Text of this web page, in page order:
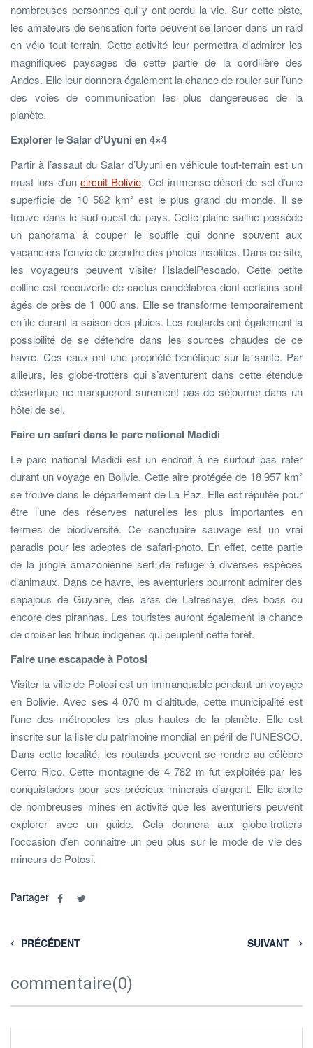
nombreuses personnes qui y ont perdu la vie. Sur cette piste,
les amateurs de sensation forte peuvent se lancer dans un raid
en vélo tout terrain. Cette activité leur permettra d’admirer les
magnifiques paysages de cette partie de la cordillère des
Andes. Elle leur donnera également la chance de rouler sur l’une
des voies de communication les plus dangereuses de la
planète.
Explorer le Salar d’Uyuni en 4×4
Partir à l’assaut du Salar d’Uyuni en véhicule tout-terrain est un
must lors d’un circuit Bolivie. Cet immense désert de sel d’une
superficie de 10 582 km² est le plus grand du monde. Il se
trouve dans le sud-ouest du pays. Cette plaine saline possède
un panorama à couper le souffle qui donne souvent aux
vacanciers l’envie de prendre des photos insolites. Dans ce site,
les voyageurs peuvent visiter l’IsladelPescado. Cette petite
colline est recouverte de cactus candélabres dont certains sont
âgés de près de 1 000 ans. Elle se transforme temporairement
en île durant la saison des pluies. Les routards ont également la
possibilité de se détendre dans les sources chaudes de ce
havre. Ces eaux ont une propriété bénéfique sur la santé. Par
ailleurs, les globe-trotters qui s’aventurent dans cette étendue
désertique ne manqueront surement pas de séjourner dans un
hôtel de sel.
Faire un safari dans le parc national Madidi
Le parc national Madidi est un endroit à ne surtout pas rater
durant un voyage en Bolivie. Cette aire protégée de 18 957 km²
se trouve dans le département de La Paz. Elle est réputée pour
être l’une des réserves naturelles les plus importantes en
termes de biodiversité. Ce sanctuaire sauvage est un vrai
paradis pour les adeptes de safari-photo. En effet, cette partie
de la jungle amazonienne sert de refuge à diverses espèces
d’animaux. Dans ce havre, les aventuriers pourront admirer des
sapajous de Guyane, des aras de Lafresnaye, des boas ou
encore des piranhas. Les touristes auront également la chance
de croiser les tribus indigènes qui peuplent cette forêt.
Faire une escapade à Potosi
Visiter la ville de Potosi est un immanquable pendant un voyage
en Bolivie. Avec ses 4 070 m d’altitude, cette municipalité est
l’une des métropoles les plus hautes de la planète. Elle est
inscrite sur la liste du patrimoine mondial en péril de l’UNESCO.
Dans cette localité, les routards peuvent se rendre au célèbre
Cerro Rico. Cette montagne de 4 782 m fut exploitée par les
conquistadors pour ses précieux minerais d’argent. Elle abrite
de nombreuses mines en activité que les aventuriers peuvent
explorer avec un guide. Cela donnera aux globe-trotters
l’occasion d’en connaitre un peu plus sur le mode de vie des
mineurs de Potosi.
Partager
PRÉCÉDENT SUIVANT
commentaire(0)